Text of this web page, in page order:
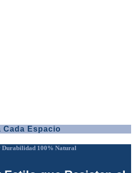
Cada Espacio
Durabilidad 100% Natural